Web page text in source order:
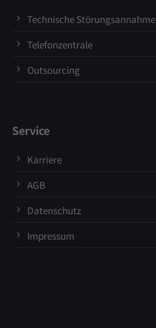
Technische Störungsannahme
Telefonzentrale
Outsourcing
Service
Karriere
AGB
Datenschutz
Impressum